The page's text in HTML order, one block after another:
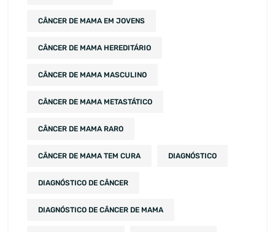
CÂNCER DE MAMA EM JOVENS
CÂNCER DE MAMA HEREDITÁRIO
CÂNCER DE MAMA MASCULINO
CÂNCER DE MAMA METASTÁTICO
CÂNCER DE MAMA RARO
CÂNCER DE MAMA TEM CURA DIAGNÓSTICO
DIAGNÓSTICO DE CÂNCER
DIAGNÓSTICO DE CÂNCER DE MAMA